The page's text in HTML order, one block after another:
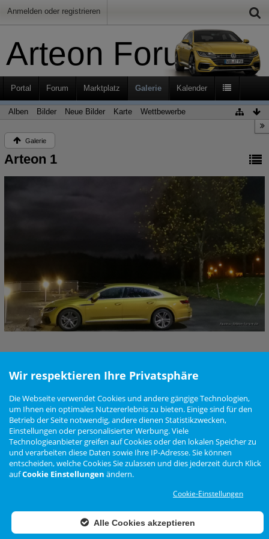
Anmelden oder registrieren
Arteon Forum
Portal Forum Marktplatz Galerie Kalender
Alben Bilder Neue Bilder Karte Wettbewerbe
Galerie
Arteon 1
Nutzungsbedingungen Datenschutzerklärung Impressum
Newsletter
Cookie Einstellungen
Zur Desktop Ansicht wechseln
Das Arteon Forum istKEINoffizielles Angebot der Volkswagen AG
BigMammut Webdesign
Werbelink: Dieser Link Platz ist frei!
Wir respektieren Ihre Privatsphäre
Die Webseite verwendet Cookies und andere gängige Technologien,
um Ihnen ein optimales Nutzererlebnis zu bieten. Einige sind für den
Betrieb der Seite notwendig, andere dienen Statistikzwecken,
Einstellungen oder personalisierter Werbung. Viele
Technologieanbieter greifen auf Cookies oder den lokalen Speicher zu
und verarbeiten diese Daten sowie Ihre IP-Adresse. Sie können
entscheiden, welche Cookies Sie zulassen und dies jederzeit durch Klick
aufCookie Einstellungen ändern.
Cookie-Einstellungen
Alle Cookies akzeptieren